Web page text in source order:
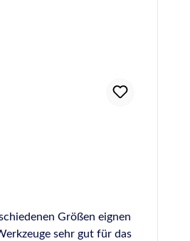
Größen eignen
sehr gut für das